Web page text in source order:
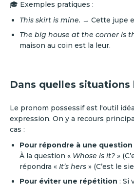
🎓 Exemples pratiques :
This skirt is mine. → Cette jupe
The big house at the corner is
maison au coin est la leur.
Dans quelles situations
Le pronom possessif est l'outil
expression. On y a recours
cas :
Pour répondre à une
À la question « Whose is it? »
répondra « It’s hers » (C’est le
Pour éviter une répétition : Si